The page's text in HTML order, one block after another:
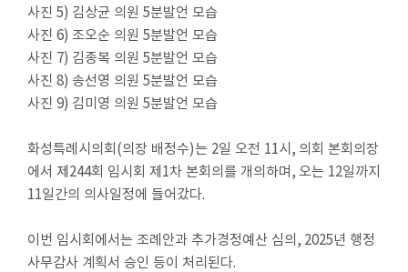
의
회
자
료
실
참
여
마
정
사진 5) 김상균 의원 5분발언 모습
사진 6) 조오순 의원 5분발언 모습
사진 7) 김종복 의원 5분발언 모습
사진 8) 송선영 의원 5분발언 모습
사진 9) 김미영 의원 5분발언 모습
화성특례시의회(의장 배정수)는 2일 오전 11시, 의회 본회의장
에서 제244회 임시회 제1차 본회의를 개의하며,오는 12일까지
11일간의 의사일정에 들어갔다.
이번 임시회에서는 조례안과 추가경정예산 심의, 2025년 행정
사무감사 계획서 승인 등이 처리된다.